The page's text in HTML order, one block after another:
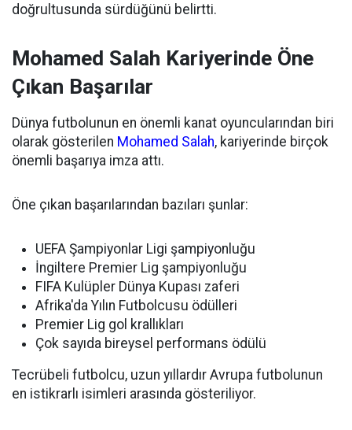
doğrultusunda sürdüğünü belirtti.
Mohamed Salah Kariyerinde Öne
Çıkan Başarılar
Dünya futbolunun en önemli kanat oyuncularından biri
olarak gösterilen Mohamed Salah, kariyerinde birçok
önemli başarıya imza attı.
Öne çıkan başarılarından bazıları şunlar:
UEFA Şampiyonlar Ligi şampiyonluğu
İngiltere Premier Lig şampiyonluğu
FIFA Kulüpler Dünya Kupası zaferi
Afrika'da Yılın Futbolcusu ödülleri
Premier Lig gol krallıkları
Çok sayıda bireysel performans ödülü
Tecrübeli futbolcu, uzun yıllardır Avrupa futbolunun
en istikrarlı isimleri arasında gösteriliyor.